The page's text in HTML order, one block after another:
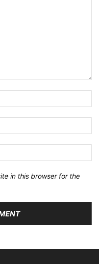
in this browser for the